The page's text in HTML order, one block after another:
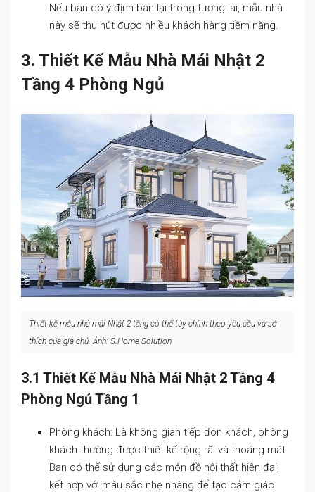
Nếu bạn có ý định bán lại trong tương lai, mẫu nhà
này sẽ thu hút được nhiều khách hàng tiềm năng.
3. Thiết Kế Mẫu Nhà Mái Nhật 2
Tầng 4 Phòng Ngủ
Thiết kế mẫu nhà mái Nhật 2 tầng có thể tùy chỉnh theo yêu cầu và sở
thích của gia chủ. Ảnh: S.Home Solution
3.1 Thiết Kế Mẫu Nhà Mái Nhật 2 Tầng 4
Phòng Ngủ Tầng 1
Phòng khách: Là không gian tiếp đón khách, phòng
khách thường được thiết kế rộng rãi và thoáng mát.
Bạn có thể sử dụng các món đồ nội thất hiện đại,
kết hợp với màu sắc nhẹ nhàng để tạo cảm giác